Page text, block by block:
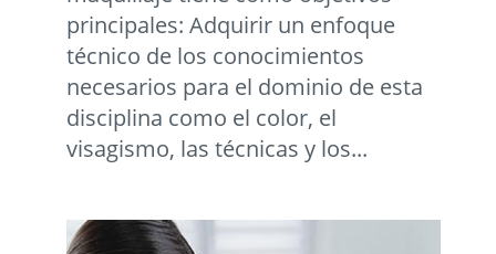
principales: Adquirir un enfoque
técnico de los conocimientos
necesarios para el dominio de esta
disciplina como el color, el
visagismo, las técnicas y los...